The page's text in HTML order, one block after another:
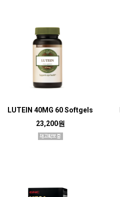
LUTEIN 40MG 60 Softgels
23,200원